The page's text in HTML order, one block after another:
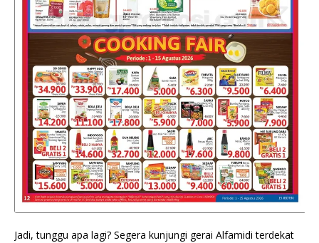
Jadi, tunggu apa lagi? Segera kunjungi gerai Alfamidi terdekat